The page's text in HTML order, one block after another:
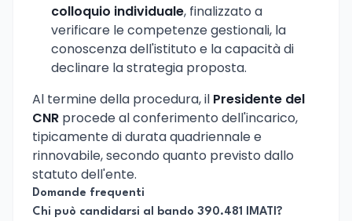
colloquio individuale, finalizzato a
verificare le competenze gestionali, la
conoscenza dell'istituto e la capacità di
declinare la strategia proposta.
Al termine della procedura, il Presidente del
CNR procede al conferimento dell'incarico,
tipicamente di durata quadriennale e
rinnovabile, secondo quanto previsto dallo
statuto dell'ente.
Domande frequenti
Chi può candidarsi al bando 390.481 IMATI?